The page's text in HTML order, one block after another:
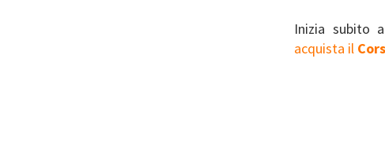
Inizia subito
acquista il